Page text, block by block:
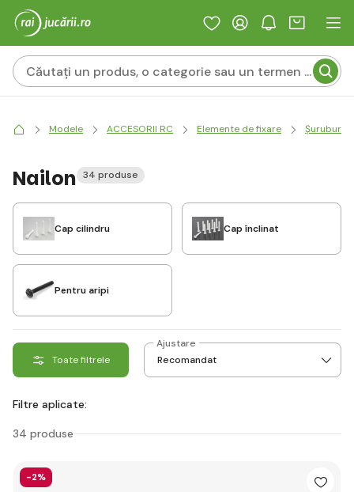
Modele ACCESORII RC Elemente de fixare Șuruburi
Nailon 34 produse
Cap cilindru Cap înclinat
Pentru aripi
Toate filtrele
Ajustare
Filtre aplicate:
34 produse
-2%